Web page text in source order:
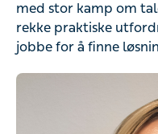
med stor kamp om
rekke praktiske
jobbe for å finne